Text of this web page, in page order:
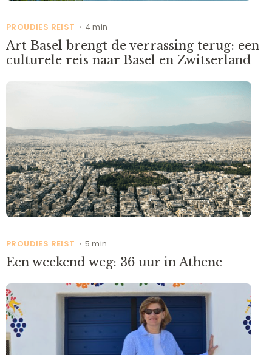
PROUDIES REIST • 4 min
Art Basel brengt de verrassing terug: een
culturele reis naar Basel en Zwitserland
PROUDIES REIST • 5 min
Een weekend weg: 36 uur in Athene